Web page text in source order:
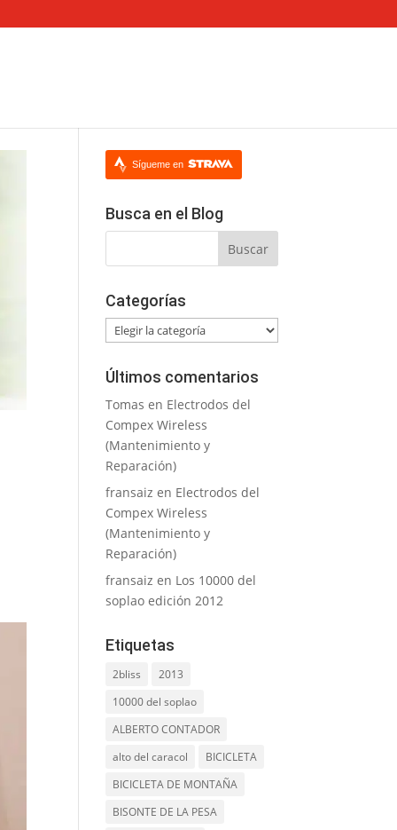
Sígueme en
Busca en el Blog
Categorías
Categorías
Últimos comentarios
Tomas en Electrodos del
Compex Wireless
(Mantenimiento y
Reparación)
fransaiz en Electrodos del
Compex Wireless
(Mantenimiento y
Reparación)
fransaiz en Los 10000 del
soplao edición 2012
Etiquetas
2bliss
2013
10000 del soplao
ALBERTO CONTADOR
alto del caracol
BICICLETA
BICICLETA DE MONTAÑA
BISONTE DE LA PESA